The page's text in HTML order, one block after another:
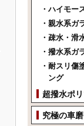
ハイモー
親水系ガ
疎水・滑
撥水系ガ
耐スリ傷
ング
超撥水ポ
究極の車磨